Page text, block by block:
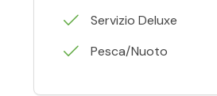
Servizio Deluxe
Pesca/Nuoto